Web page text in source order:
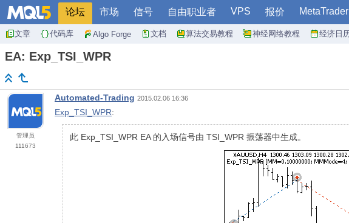
论坛 市场 信号 自由职业者 VPS 报价 MetaTrader
文章 代码库 Algo Forge 文档 算法交易教程 神经网络教程 经济日
EA: Exp_TSI_WPR
管理员
111673
Automated-Trading 2015.02.06 16:36
Exp_TSI_WPR:
此 Exp_TSI_WPR EA 的入场信号由 TSI_WPR 振荡器中生成。